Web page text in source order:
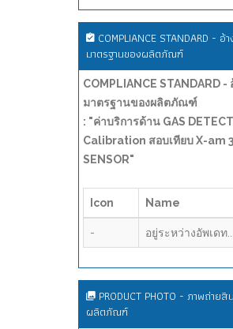
COMPLIANCE STANDARD - อ้
มาตรฐานของผลิตภัณฑ์
COMPLIANCE STANDARD -
มาตรฐานของผลิตภัณฑ์
: "ค่าบริการด้าน GAS
Calibration สอบเทียบ X-am
SENSOR"
Icon Name
- อยู่ระหว่างอัพเดท...
PRODUCT PHOTO - ภาพถ่าย
ผลิตภัณฑ์